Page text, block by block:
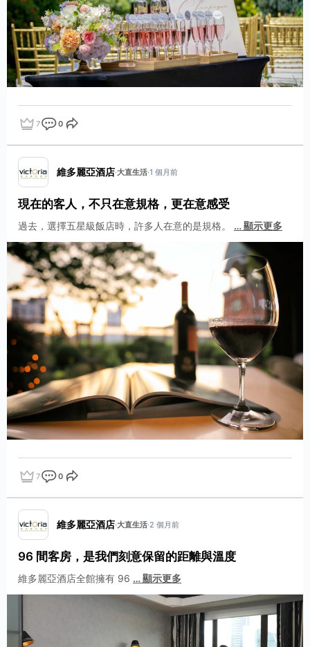
點讚 7評論 0分享
維多麗亞酒店·大直生活·1 個月前
現在的客人，不只在意規格，更在意感受
過去，選擇五星級飯店時，許多人在意的是規格。 …顯示更多
點讚 7評論 0分享
維多麗亞酒店·大直生活·2 個月前
96 間客房，是我們刻意保留的距離與溫度
維多麗亞酒店全館擁有 96 …顯示更多